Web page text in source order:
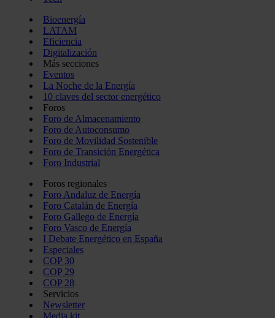
Bioenergía
LATAM
Eficiencia
Digitalización
Más secciones
Eventos
La Noche de la Energía
10 claves del sector energético
Foros
Foro de Almacenamiento
Foro de Autoconsumo
Foro de Movilidad Sostenible
Foro de Transición Energética
Foro Industrial
Foros regionales
Foro Andaluz de Energía
Foro Catalán de Energía
Foro Gallego de Energía
Foro Vasco de Energía
I Debate Energético en España
Especiales
COP 30
COP 29
COP 28
Servicios
Newsletter
Media kit